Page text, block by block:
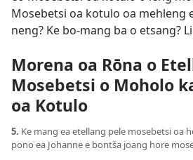
Mosebetsi oa kotulo oa mehleng
neng? Ke bo-mang ba o etsang?
Morena oa Rōna o
Mosebetsi o Moholo
oa Kotulo
5. Ke mang ea etellang pele mosebetsi oa
pono ea Johanne e bontša joang hore